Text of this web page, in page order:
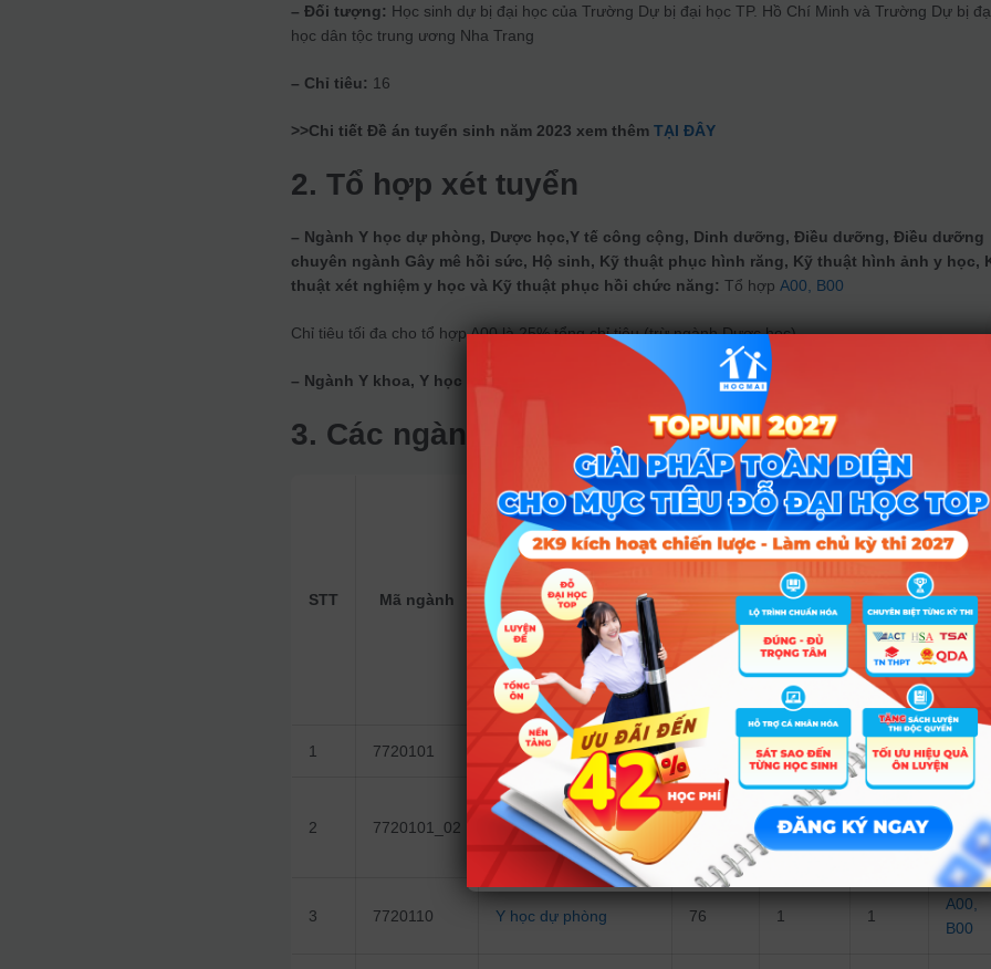
– Đối tượng: Học sinh dự bị đại học của Trường Dự bị đại học TP. Hồ Chí Minh và Trường Dự bị
học dân tộc trung ương Nha Trang
– Chỉ tiêu: 16
>>Chi tiết Đề án tuyển sinh năm 2023 xem thêmTẠI ĐÂY
2. Tổ hợp xét tuyển
– Ngành Y học dự phòng, Dược học,Y tế công cộng, Dinh dưỡng, Điều dưỡng, Điều dưỡng
chuyên ngành Gây mê hồi sức, Hộ sinh, Kỹ thuật phục hình răng, Kỹ thuật hình ảnh y học,
thuật xét nghiệm y học và Kỹ thuật phục hồi chức năng: Tổ hợpA00 , B00
Chỉ tiêu tối đa cho tổ hợp A00 là 25% tổng chỉ tiêu (trừ ngành Dược học)
– Ngành Y khoa, Y học cổ truyền và Răng – Hàm – Mặt: Tổ hợpB00
3. Các ngành đào tạo
STT Mã ngành Ngành học
Chỉ tiêu (dự kiến)
Tổ
xét
Xét
KQ Kỳ
Tuyển
thẳng
Dự bị
đại
học
1 7720101 Y khoa 256 4 – B00
2 7720101_02
Y khoa(kết hợp sơ
tuyển chứng chỉ tiếng
Anh quốc tế)
140 – – B00
3 7720110 Y học dự phòng 76 1 1
A00
B00